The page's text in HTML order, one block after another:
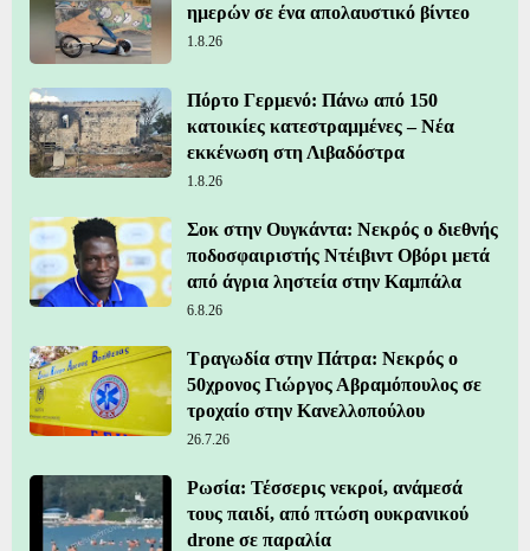
ημερών σε ένα απολαυστικό βίντεο
1.8.26
Πόρτο Γερμενό: Πάνω από 150
κατοικίες κατεστραμμένες – Νέα
εκκένωση στη Λιβαδόστρα
1.8.26
Σοκ στην Ουγκάντα: Νεκρός ο διεθνής
ποδοσφαιριστής Ντέιβιντ Οβόρι μετά
από άγρια ληστεία στην Καμπάλα
6.8.26
Τραγωδία στην Πάτρα: Νεκρός ο
50χρονος Γιώργος Αβραμόπουλος σε
τροχαίο στην Κανελλοπούλου
26.7.26
Ρωσία: Τέσσερις νεκροί, ανάμεσά
τους παιδί, από πτώση ουκρανικού
drone σε παραλία